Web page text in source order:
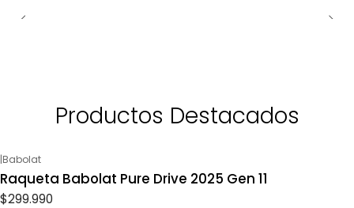
Productos Destacados
|Babolat
Raqueta Babolat Pure Drive 2025 Gen 11
$299.990